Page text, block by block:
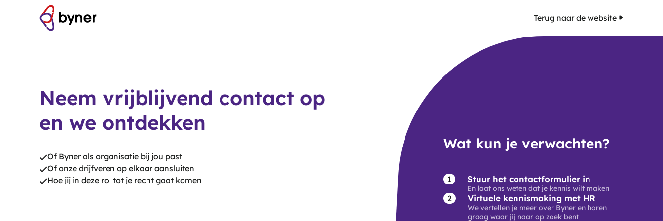
Terug naar de website
Neem vrijblijvend contact op
en we ontdekken
Of Byner als organisatie bij jou past
Of onze drijfveren op elkaar aansluiten
Hoe jij in deze rol tot je recht gaat komen
Wat kun je verwachten?
Stuur het contactformulier in
En laat ons weten dat je kennis wilt maken
Virtuele kennismaking met HR
We vertellen je meer over Byner en horen
graag waar jij naar op zoek bent